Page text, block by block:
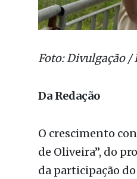
Foto: Divulgação /
Da Redação
O crescimento